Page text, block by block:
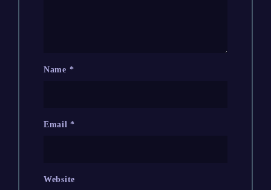
Name *
Email*
Website